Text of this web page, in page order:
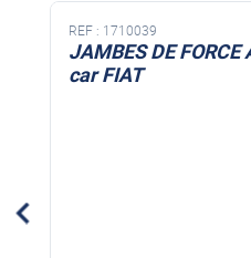
REF : 1710039
JAMBES DE
car FIAT